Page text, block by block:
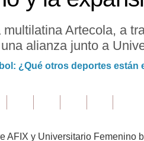
Artecola, a
alianza junto a
¿Qué otros deportes están